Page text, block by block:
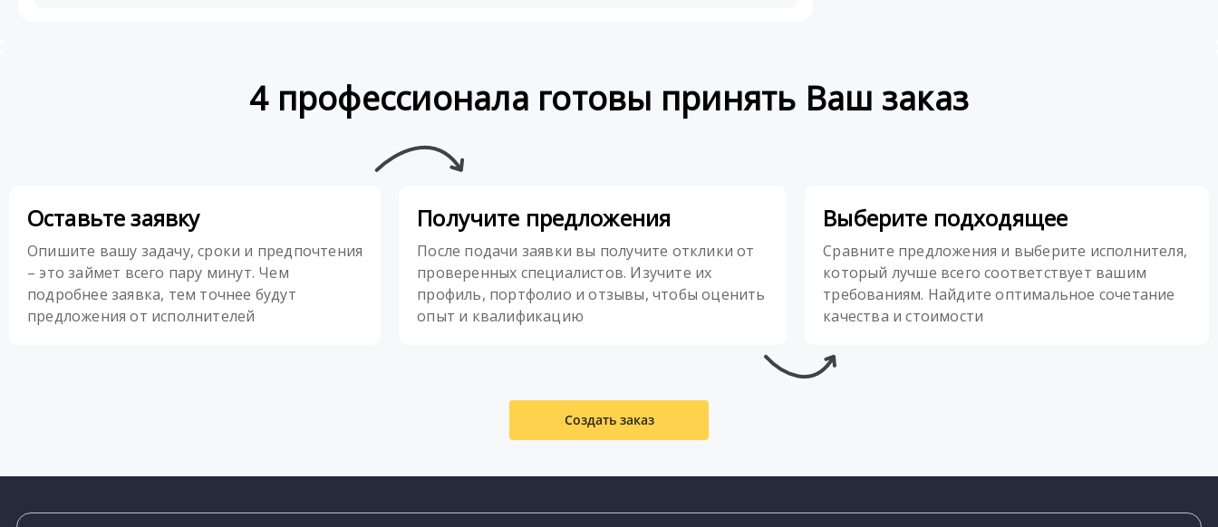
4 профессионала готовы принять Ваш заказ
Оставьте заявку
Опишите вашу задачу, сроки и предпочтения
– это займет всего пару минут. Чем
подробнее заявка, тем точнее будут
предложения от исполнителей
Получите предложения
После подачи заявки вы получите отклики от
проверенных специалистов. Изучите их
профиль, портфолио и отзывы, чтобы оценить
опыт и квалификацию
Выберите подходящее
Сравните предложения и выберите исполнителя,
который лучше всего соответствует вашим
требованиям. Найдите оптимальное сочетание
качества и стоимости
Создать заказ